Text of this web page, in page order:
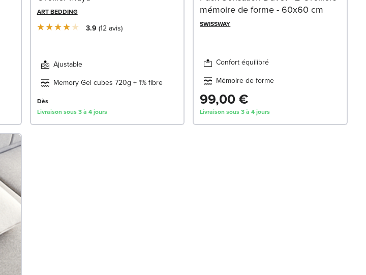
ART BEDDING
3.9 12avis
Ajustable
Memory Gel cubes 720g + 1% fibre
Dès
Livraison sous 3 à 4 jours
mémoire de forme - 60x60 cm
SWISSWAY
Confort équilibré
Mémoire de forme
99,00 €
Livraison sous 3 à 4 jours